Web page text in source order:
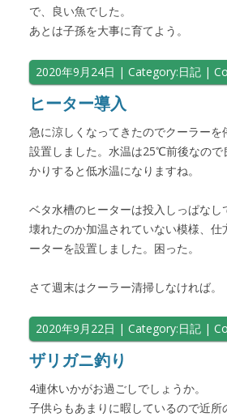
で、良い魚でした。
あとは子孫を大事に育てよう。
2020年9月24日 | Category:日記 |
ヒーター導入
急に涼しくなってきたのでクーラーを
設置しました。水温は25℃前後なので
かりすると低水温になりますね。
ベタ水槽のヒーターは投入しっぱなし
壊れたのか加温されていない模様、仕
ーターを設置しました。困った。
さて週末はクーラー清掃しなければ。
2020年9月22日 | Category:日記 |
ザリガニ釣り
4連休いかがお過ごしでしょうか。
子供らもあまりに暇しているので近所